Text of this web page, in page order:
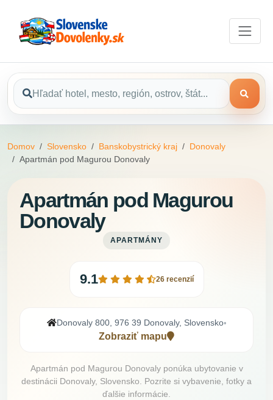
Domov Slovensko Banskobystrický kraj
Donovaly
Apartmán pod Magurou Donovaly
Apartmán pod Magurou
Donovaly
APARTMÁNY
9.1 26 recenzií
Donovaly 800, 976 39 Donovaly, Slovensko•
Zobraziť mapu
Apartmán pod Magurou Donovaly ponúka ubytovanie v
destinácii Donovaly, Slovensko. Pozrite si vybavenie, fotky a
ďalšie informácie.